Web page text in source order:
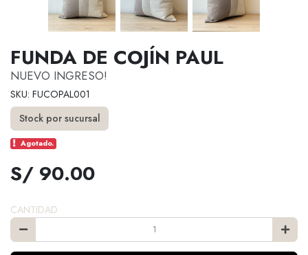
FUNDA DE COJÍN PAUL
NUEVO INGRESO!
SKU: FUCOPAL001
Stock por sucursal
Agotado.
S/ 90.00
CANTIDAD